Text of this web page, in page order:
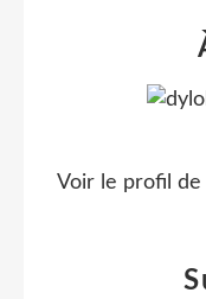
Voir le profil de